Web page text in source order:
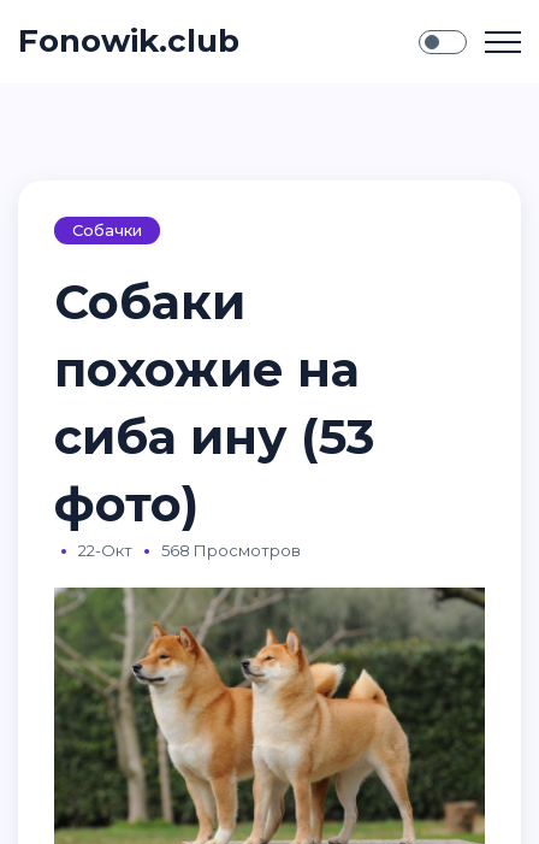
Fonowik.club
Собачки
Собаки
похожие на
сиба ину (53
фото)
22-Окт 568 Просмотров